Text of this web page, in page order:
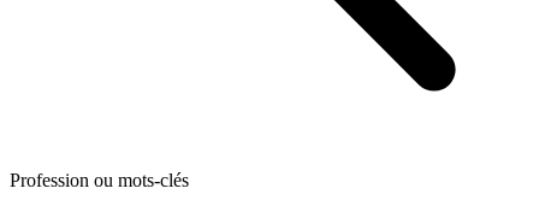
Profession ou mots-clés